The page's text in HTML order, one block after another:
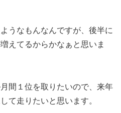
うなもんなんですが、後半に
えてるからかなぁと思いま
間１位を取りたいので、来年
て走りたいと思います。